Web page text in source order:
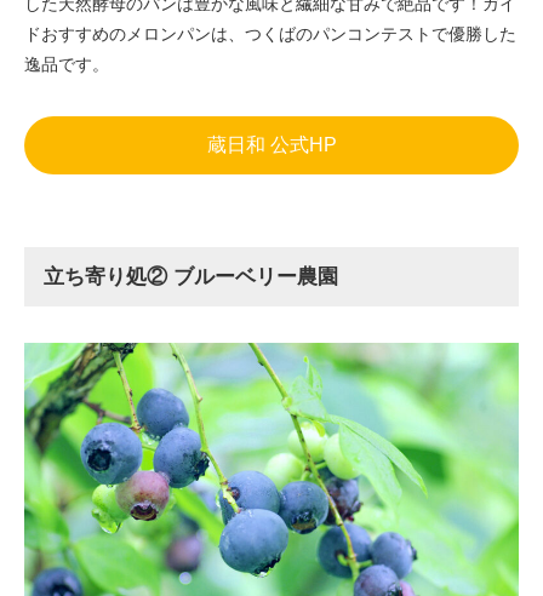
ドおすすめのメロンパンは、つくばのパンコンテストで優勝した
逸品です。
蔵日和 公式HP
立ち寄り処② ブルーベリー農園